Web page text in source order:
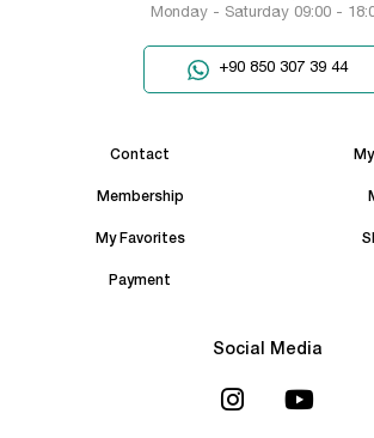
Monday - Saturday 09:00 -
+90 850 307 39 44
Contact
Membership
My Favorites
Payment
Social Media